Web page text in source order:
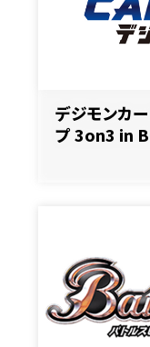
デジモンカ
プ 3on3 in